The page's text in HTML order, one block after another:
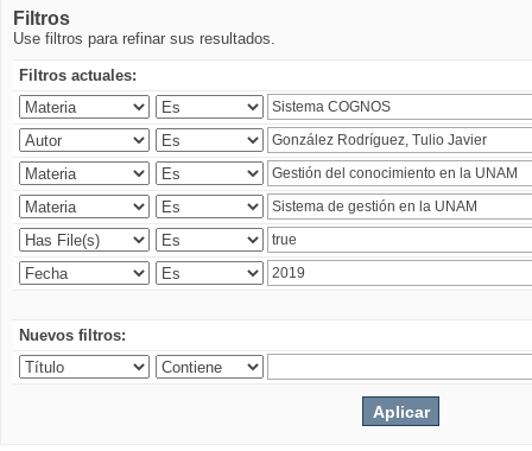
Filtros
Use filtros para refinar sus resultados.
Filtros actuales:
Nuevos filtros: